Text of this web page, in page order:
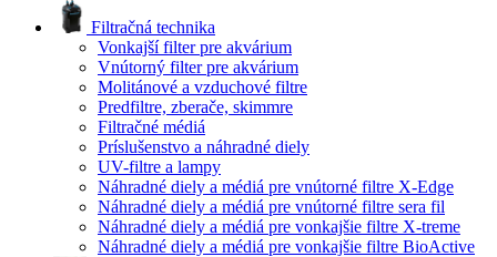
Filtračná technika
Vonkajší filter pre akvárium
Vnútorný filter pre akvárium
Molitánové a vzduchové filtre
Predfiltre, zberače, skimmre
Filtračné médiá
Príslušenstvo a náhradné diely
UV-filtre a lampy
Náhradné diely a médiá pre vnútorné filtre X-Edge
Náhradné diely a médiá pre vnútorné filtre sera fil
Náhradné diely a médiá pre vonkajšie filtre X-treme
Náhradné diely a médiá pre vonkajšie filtre BioActive